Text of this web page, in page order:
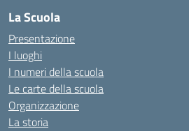
La Scuola
Presentazione
I luoghi
I numeri della scuola
Le carte della scuola
Organizzazione
La storia